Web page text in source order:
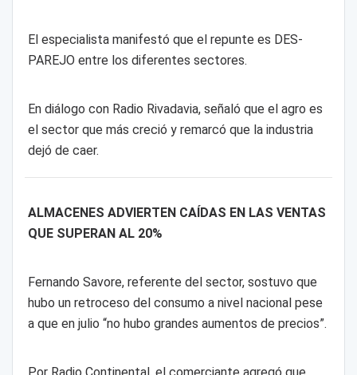
El especialista manifestó que el repunte es DES-
PAREJO entre los diferentes sectores.
En diálogo con Radio Rivadavia, señaló que el agro es
el sector que más creció y remarcó que la industria
dejó de caer.
ALMACENES ADVIERTEN CAÍDAS EN LAS VENTAS
QUE SUPERAN AL 20%
Fernando Savore, referente del sector, sostuvo que
hubo un retroceso del consumo a nivel nacional pese
a que en julio “no hubo grandes aumentos de precios”.